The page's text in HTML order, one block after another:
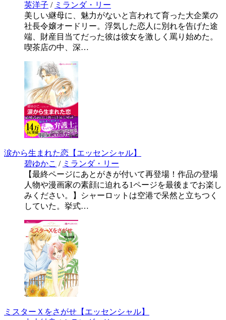
英洋子 / ミランダ・リー
美しい継母に、魅力がないと言われて育った大企業の
社長令嬢オードリー。浮気した恋人に別れを告げた途
端、財産目当てだった彼は彼女を激しく罵り始めた。
喫茶店の中、深…
涙から生まれた恋【エッセンシャル】
碧ゆかこ / ミランダ・リー
【最終ページにあとがきが付いて再登場！作品の登場
人物や漫画家の素顔に迫れる1ページを最後までお楽し
みください。】シャーロットは空港で呆然と立ちつく
していた。挙式…
ミスターＸをさがせ【エッセンシャル】